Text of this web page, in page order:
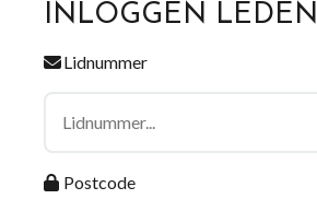
INLOGGEN LEDEN
Lidnummer
Postcode